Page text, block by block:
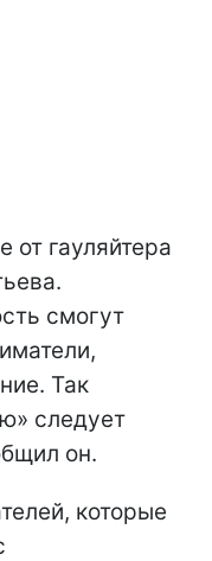
от гауляйтера
смогут
Так
следует
он.
которые